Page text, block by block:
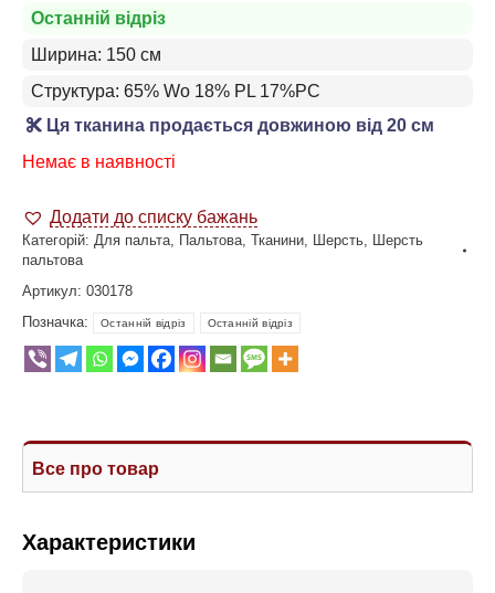
Останній відріз
Ширина: 150 см
Структура: 65% Wo 18% PL 17%PC
Ця тканина продається довжиною від 20 см
Немає в наявності
Додати до списку бажань
Категорій: Для пальта Пальтова Тканини Шерсть Шерсть
пальтова
Артикул: 030178
Позначка:
Останній відріз Останній відріз
Все про товар
Характеристики